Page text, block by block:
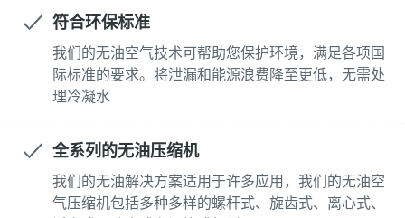
符合环保标准
我们的无油空气技术可帮助您保护环境，满足各项国
际标准的要求。将泄漏和能源浪费降至更低，无需处
理冷凝水
全系列的无油压缩机
我们的无油解决方案适用于许多应用，我们的无油空
气压缩机包括多种多样的螺杆式、旋齿式、离心式、